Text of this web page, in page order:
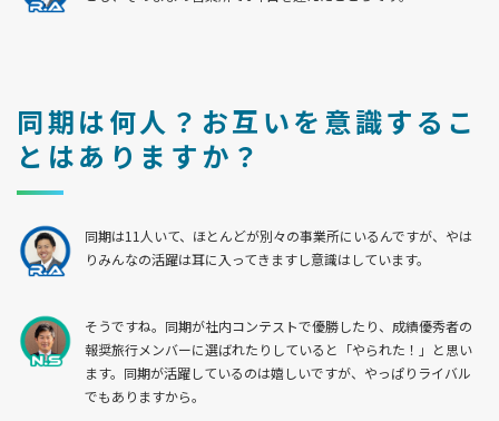
同期は何人？お互いを意識するこ
とはありますか？
同期は11人いて、ほとんどが別々の事業所にいるんですが、やは
りみんなの活躍は耳に入ってきますし意識はしています。
そうですね。同期が社内コンテストで優勝したり、成績優秀者の
報奨旅行メンバーに選ばれたりしていると「やられた！」と思い
ます。同期が活躍しているのは嬉しいですが、やっぱりライバル
でもありますから。